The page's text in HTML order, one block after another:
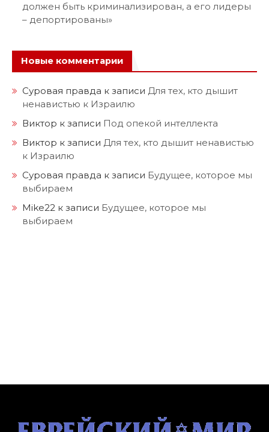
должен быть криминализирован, а его лидеры
– депортированы»
Новые комментарии
Суровая правда к записи Для тех, кто дышит
ненавистью к Израилю
Виктор к записи Под опекой интеллекта
Виктор к записи Для тех, кто дышит ненавистью
к Израилю
Суровая правда к записи Будущее, которое мы
выбираем
Mike22 к записи Будущее, которое мы
выбираем